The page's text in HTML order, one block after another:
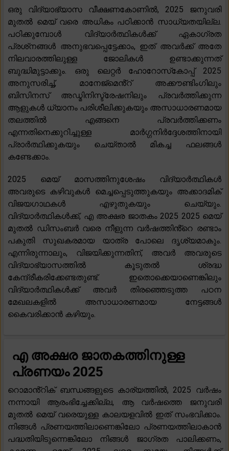
ഒരു വിദ്യാഭ്യാസ വീക്ഷണകോണിൽ, 2025 ജനുവരി
മുതൽ മെയ് വരെ അധികം പഠിക്കാൻ സാധ്യതയില്ല.
പഠിക്കുമ്പോൾ വിദ്യാർത്ഥികൾക്ക് ഏകാഗ്രത
പ്രശ്‌നങ്ങൾ അനുഭവപ്പെട്ടേക്കാം, ഇത് അവർക്ക് അതേ
നിലവാരത്തിലുള്ള ജോലികൾ ഉണ്ടാക്കുന്നത്
ബുദ്ധിമുട്ടാക്കും. ഒരു ലെറ്റർ ഹോറോസ്‌കോപ്പ് 2025
അനുസരിച്ച്, മാനേജ്‌മെൻ്റ് അക്കൗണ്ടിംഗിലും
ബിസിനസ് അഡ്മിനിസ്ട്രേഷനിലും പ്രവർത്തിക്കുന്ന
ആളുകൾ ധ്യാനം പരിശീലിക്കുകയും അസാധാരണമായ
തലത്തിൽ എങ്ങനെ പ്രവർത്തിക്കണം
എന്നതിനെക്കുറിച്ചുള്ള മാർഗ്ഗനിർദ്ദേശത്തിനായി
പ്രാർത്ഥിക്കുകയും ചെയ്താൽ മികച്ച ഫലങ്ങൾ
കണ്ടേക്കാം.
2025 മെയ് മാസത്തിനുശേഷം വിദ്യാർത്ഥികൾ
അവരുടെ കഴിവുകൾ മെച്ചപ്പെടുത്തുകയും അക്കാദമിക്
വിജയഗാഥകൾ എഴുതുകയും ചെയ്യും.
വിദ്യാർത്ഥികൾക്ക്, എ അക്ഷര ജാതകം 2025 2025 മെയ്
മുതൽ ഡിസംബർ വരെ നീളുന്ന വർഷത്തിൻ്റെ രണ്ടാം
പകുതി സുഖകരമായ യാത്ര പോലെ ദൃശ്യമാകും.
എന്നിരുന്നാലും, വിജയിക്കുന്നതിന്, അവർ അവരുടെ
വിദ്യാഭ്യാസത്തിൽ കൂടുതൽ ശ്രദ്ധ
കേന്ദ്രീകരിക്കേണ്ടതുണ്ട്. ഇതൊക്കെയാണെങ്കിലും
വിദ്യാർത്ഥികൾക്ക് അവർ തിരഞ്ഞെടുത്ത പഠന
മേഖലകളിൽ അസാധാരണമായ നേട്ടങ്ങൾ
കൈവരിക്കാൻ കഴിയും.
എ അക്ഷര ജാതകത്തിനുള്ള
പ്രണയം 2025
റൊമാൻ്റിക് ബന്ധങ്ങളുടെ കാര്യത്തിൽ, 2025 വർഷം
നന്നായി ആരംഭിച്ചേക്കില്ല, ആ വർഷത്തെ ജനുവരി
മുതൽ മെയ് വരെയുള്ള കാലയളവിൽ ഇത് സംഭവിക്കാം.
നിങ്ങൾ പ്രണയത്തിലാണെങ്കിലോ പ്രണയത്തിലാകാൻ
പദ്ധതിയിടുന്നെങ്കിലോ നിങ്ങൾ ജാഗ്രത പാലിക്കണം,